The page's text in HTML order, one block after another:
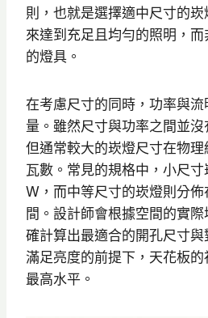
則，也就是選擇適中尺寸的
來達到充足且均勻的照明，
的燈具。
在考慮尺寸的同時，功率與
量。雖然尺寸與功率之間並沒
但通常較大的崁燈尺寸在物
瓦數。常見的規格中，小尺
W，而中等尺寸的崁燈則分
間。設計師會根據空間的實
確計算出最適合的開孔尺寸
滿足亮度的前提下，天花板
最高水平。